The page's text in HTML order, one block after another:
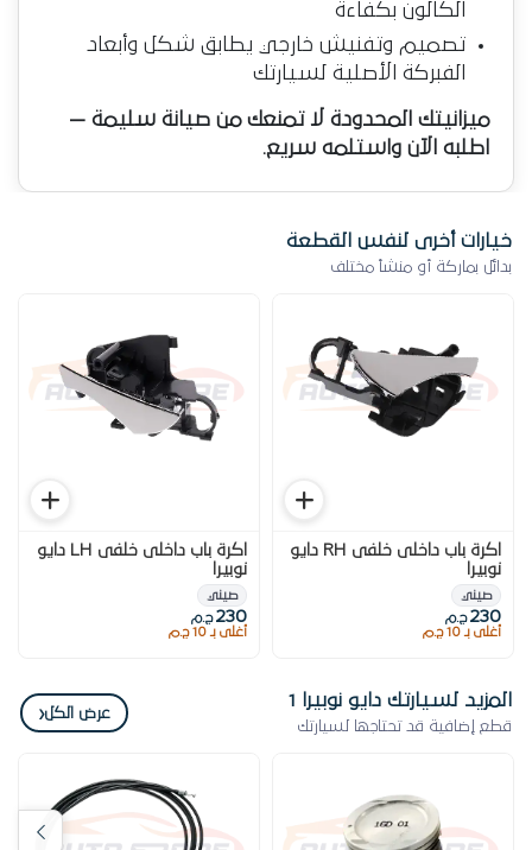
الكالون بكفاءة
تصميم وتفنيش خارجي يطابق شكل وأبعاد
الفبركة الأصلية لسيارتك
ميزانيتك المحدودة لا تمنعك من صيانة سليمة —
اطلبه الآن واستلمه سريع.
خيارات أخرى لنفس القطعة
بدائل بماركة أو منشأ مختلف
اكرة باب داخلى خلفى RH دايو
نوبيرا
صيني
230 ج.م
أغلى بـ 10 ج.م
اكرة باب داخلى خلفى LH دايو
نوبيرا
صيني
230 ج.م
أغلى بـ 10 ج.م
المزيد لسيارتك دايو نوبيرا 1
قطع إضافية قد تحتاجها لسيارتك
عرض الكل‹